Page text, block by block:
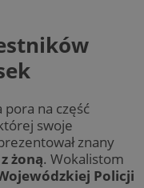
pora na część
swoje
znany
żoną. Wokalistom
Policji